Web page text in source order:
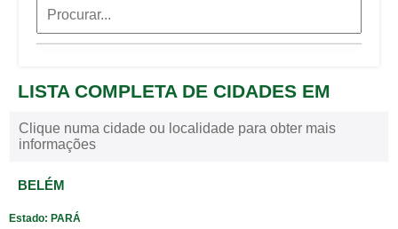
LISTA COMPLETA DE CIDADES EM
Clique numa cidade ou localidade para obter mais
informações
BELÉM
Estado: PARÁ